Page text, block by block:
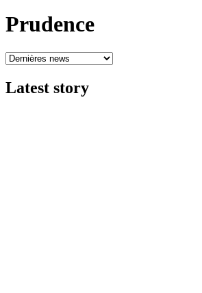
Prudence
Latest story